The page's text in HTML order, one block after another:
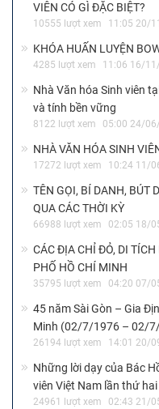
VIÊN CÓ GÌ ĐẶC BIỆT?
10555 lượt xem 11:05 20/
KHÓA HUẤN LUYỆN
4285 lượt xem 11:06 16/
Nhà Văn hóa Sinh viên
và tính bền vững
8122 lượt xem 05:00 24/
NHÀ VĂN HÓA SINH
17272 lượt xem 10:24 11/
TÊN GỌI, BÍ DANH, BÚT
QUA CÁC THỜI KỲ
66988 lượt xem 02:05 18/
CÁC ĐỊA CHỈ ĐỎ, DI
PHỐ HỒ CHÍ MINH
35795 lượt xem 04:20 07/
45 năm Sài Gòn – Gia
Minh (02/7/1976 – 02/
26194 lượt xem 14:01 20/
Những lời dạy của Bác
viên Việt Nam lần thứ
24961 lượt xem 02:43 21/